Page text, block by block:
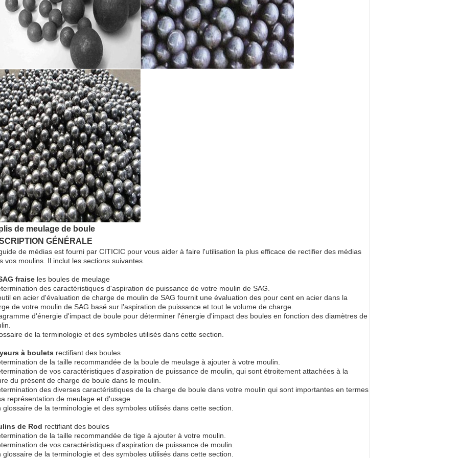
de meulage de boule
GÉNÉRALE
de médias est fourni par CITICIC pour vous aider à faire l'utilisation la plus efficace de rectifier des médias
vos moulins. Il inclut les sections suivantes.
fraise les boules de meulage
des caractéristiques d'aspiration de puissance de votre moulin de SAG.
en acier d'évaluation de charge de moulin de SAG fournit une évaluation des pour cent en acier dans la
de votre moulin de SAG basé sur l'aspiration de puissance et tout le volume de charge.
d'énergie d'impact de boule pour déterminer l'énergie d'impact des boules en fonction des diamètres de
de la terminologie et des symboles utilisés dans cette section.
à boulets rectifiant des boules
de la taille recommandée de la boule de meulage à ajouter à votre moulin.
de vos caractéristiques d'aspiration de puissance de moulin, qui sont étroitement attachées à la
du présent de charge de boule dans le moulin.
des diverses caractéristiques de la charge de boule dans votre moulin qui sont importantes en termes
représentation de meulage et d'usage.
glossaire de la terminologie et des symboles utilisés dans cette section.
de Rod rectifiant des boules
de la taille recommandée de tige à ajouter à votre moulin.
de vos caractéristiques d'aspiration de puissance de moulin.
glossaire de la terminologie et des symboles utilisés dans cette section.